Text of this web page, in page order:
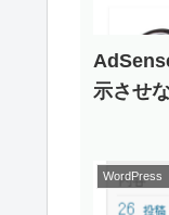
示させ
WordPress